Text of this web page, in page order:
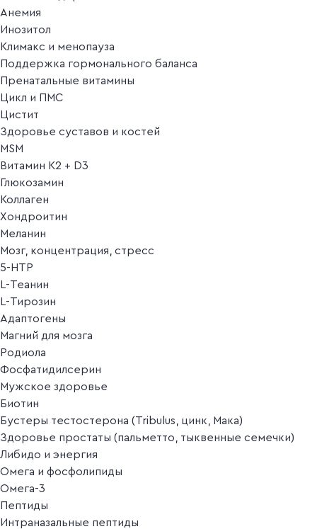
Анемия
Инозитол
Климакс и менопауза
Поддержка гормонального баланса
Пренатальные витамины
Цикл и ПМС
Цистит
Здоровье суставов и костей
MSM
Витамин K2 + D3
Глюкозамин
Коллаген
Хондроитин
Меланин
Мозг, концентрация, стресс
5-HTP
L-Теанин
L-Тирозин
Адаптогены
Магний для мозга
Родиола
Фосфатидилсерин
Мужское здоровье
Биотин
Бустеры тестостерона (Tribulus, цинк, Мака)
Здоровье простаты (пальметто, тыквенные семечки)
Либидо и энергия
Омега и фосфолипиды
Омега-3
Пептиды
Интраназальные пептиды